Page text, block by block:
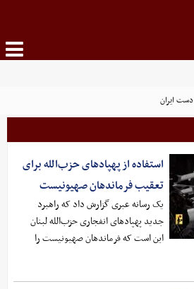
استفاده از پهپادهای حزب‌الله برای
تعقیب فرماندهان صهیونیست
یک رسانه عبری گزارش داد که راهبرد
جدید پهپادهای انفجاری حزب‌الله لبنان
این است که فرماندهان صهیونیست را